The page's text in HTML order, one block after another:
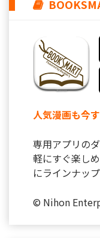
人気漫画も今
専用アプリの
軽にすぐ楽し
にラインナップ
© Nihon